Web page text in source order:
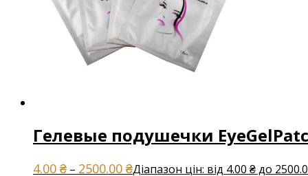
Гелевые подушечки
4.00 ₴ – 2500.00 ₴Діапазон цін: від 4.00 ₴ до